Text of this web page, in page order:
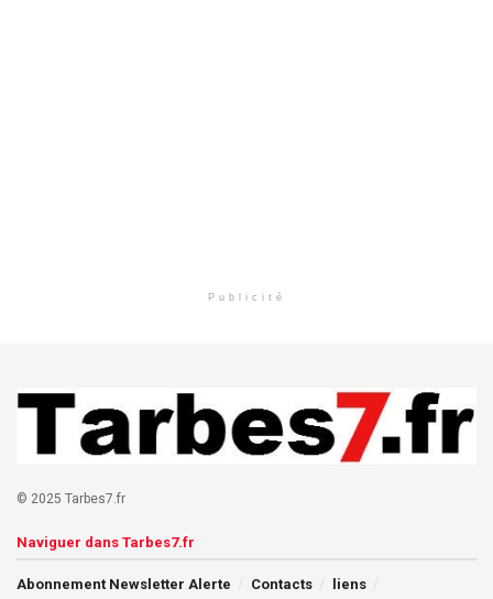
Publicité
© 2025 Tarbes7.fr
Naviguer dans Tarbes7.fr
Abonnement Newsletter Alerte Contacts liens